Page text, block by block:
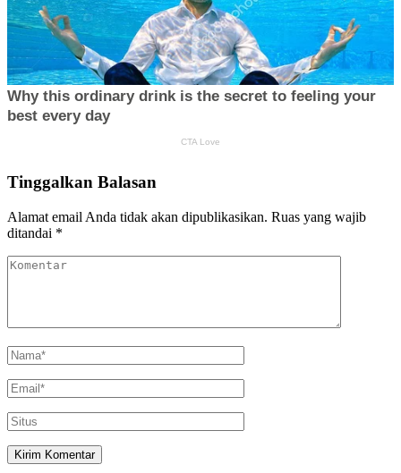
Tinggalkan Balasan
Alamat email Anda tidak akan dipublikasikan. Ruas yang wajib
ditandai *